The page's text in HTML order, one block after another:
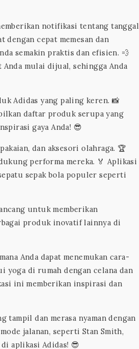
notifikasi tentang tanggal
cepat memesan dan
semakin praktis dan efisien. 💨
mulai dijual, sehingga Anda
Adidas yang paling keren. 📸
daftar produk serupa yang
gaya Anda! 😎
dan aksesori olahraga. 🏆
performa mereka. 🏅 Aplikasi
sepak bola populer seperti
untuk memberikan
produk inovatif lainnya di
Anda dapat menemukan cara-
yoga di rumah dengan celana dan
ini memberikan inspirasi dan
tampil dan merasa nyaman dengan
jalanan, seperti Stan Smith,
aplikasi Adidas! 😎